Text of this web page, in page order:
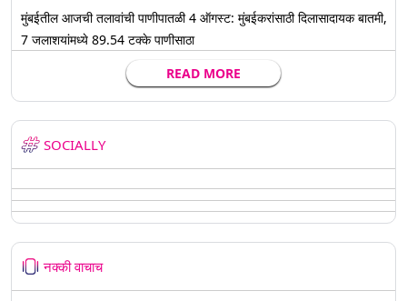
मुंबईतील आजची तलावांची पाणीपातळी 4 ऑगस्ट: मुंबईकरांसाठी दिलासादायक बातमी,
7 जलाशयांमध्ये 89.54 टक्के पाणीसाठा
READ MORE
SOCIALLY
नक्की वाचाच